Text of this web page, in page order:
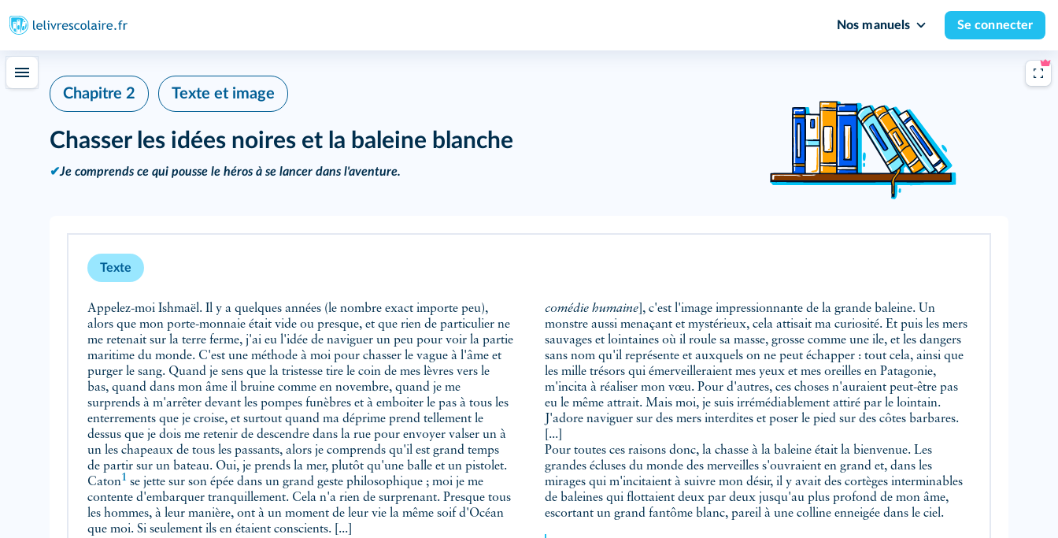
Nos manuels Se connecter
Chapitre 2 Texte et image
Chasser les idées noires et la baleine blanche
✔Je comprends ce qui pousse le héros à se lancer dans l'aventure.
Texte
Appelez-moi Ishmaël. Il y a quelques années (le nombre exact importe peu),
alors que mon porte-monnaie était vide ou presque, et que rien de particulier ne
me retenait sur la terre ferme, j'ai eu l'idée de naviguer un peu pour voir la partie
maritime du monde. C'est une méthode à moi pour chasser le vague à l'âme et
purger le sang. Quand je sens que la tristesse tire le coin de mes lèvres vers le
bas, quand dans mon âme il bruine comme en novembre, quand je me
surprends à m'arrêter devant les pompes funèbres et à emboiter le pas à tous les
enterrements que je croise, et surtout quand ma déprime prend tellement le
dessus que je dois me retenir de descendre dans la rue pour envoyer valser un à
un les chapeaux de tous les passants, alors je comprends qu'il est grand temps
de partir sur un bateau. Oui, je prends la mer, plutôt qu'une balle et un pistolet.
Caton1 se jette sur son épée dans un grand geste philosophique ; moi je me
contente d'embarquer tranquillement. Cela n'a rien de surprenant. Presque tous
les hommes, à leur manière, ont à un moment de leur vie la même soif d'Océan
que moi. Si seulement ils en étaient conscients. [...]
comédie humaine ], c'est l'image impressionnante de la grande baleine. Un
monstre aussi menaçant et mystérieux, cela attisait ma curiosité. Et puis les mers
sauvages et lointaines où il roule sa masse, grosse comme une ile, et les dangers
sans nom qu'il représente et auxquels on ne peut échapper : tout cela, ainsi que
les mille trésors qui émerveilleraient mes yeux et mes oreilles en Patagonie,
m'incita à réaliser mon vœu. Pour d'autres, ces choses n'auraient peut-être pas
eu le même attrait. Mais moi, je suis irrémédiablement attiré par le lointain.
J'adore naviguer sur des mers interdites et poser le pied sur des côtes barbares.
[...]
Pour toutes ces raisons donc, la chasse à la baleine était la bienvenue. Les
grandes écluses du monde des merveilles s'ouvraient en grand et, dans les
mirages qui m'incitaient à suivre mon désir, il y avait des cortèges interminables
de baleines qui flottaient deux par deux jusqu'au plus profond de mon âme,
escortant un grand fantôme blanc, pareil à une colline enneigée dans le ciel.